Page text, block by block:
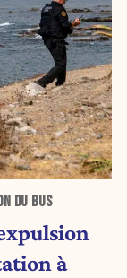
DU BUS
à